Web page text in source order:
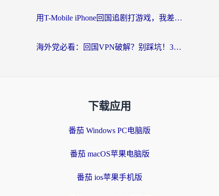
用T-Mobile iPhone回国追剧打游戏，我差点把手机砸了
海外党必看：回国VPN破解？别踩坑！3步选对加速器无缝刷国内资源
下载应用
番茄 Windows PC电脑版
番茄 macOS苹果电脑版
番茄 ios苹果手机版